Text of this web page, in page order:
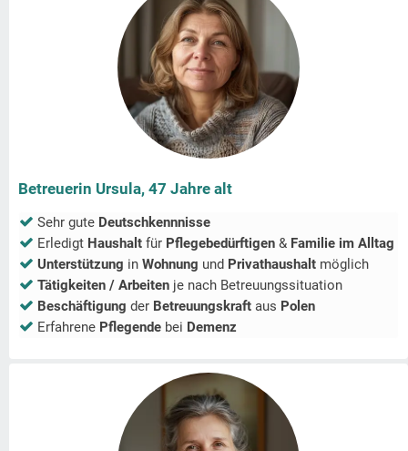
Betreuerin Ursula, 47 Jahre alt
Sehr gute Deutschkennnisse
Erledigt Haushalt für Pflegebedürftigen & Familie im Alltag
Unterstützung in Wohnung und Privathaushalt möglich
Tätigkeiten / Arbeiten je nach Betreuungssituation
Beschäftigung der Betreuungskraft aus Polen
Erfahrene Pflegende bei Demenz